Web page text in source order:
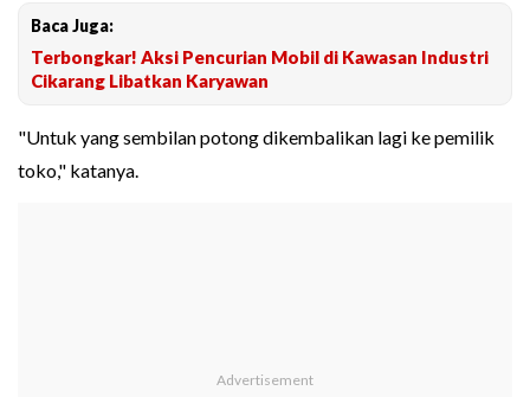
Baca Juga:
Terbongkar! Aksi Pencurian Mobil di Kawasan Industri
Cikarang Libatkan Karyawan
"Untuk yang sembilan potong dikembalikan lagi ke pemilik
toko," katanya.